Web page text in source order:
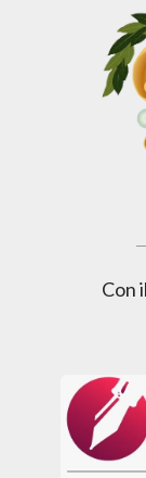
Con